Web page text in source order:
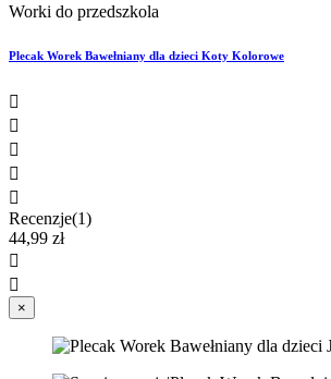
Worki do przedszkola
Plecak Worek Bawełniany dla dzieci Koty Kolorowe





Recenzje(1)
44,99 zł


×